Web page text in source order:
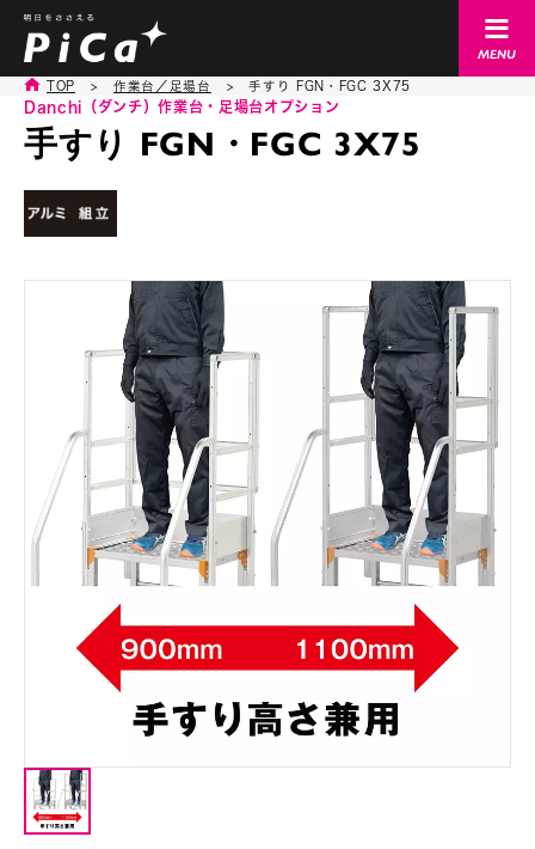
TOP > 作業台／足場台 > 手すり FGN・FGC 3X75
手すり FGN・FGC 3X75
Danchi（ダンチ）作業台・足場台オプション